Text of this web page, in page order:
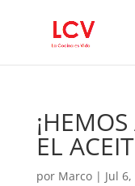
EL
por Marco| Jul